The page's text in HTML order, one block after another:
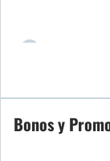
7
Bonos y